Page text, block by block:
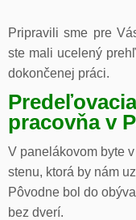
Pripravili sme pre
ste mali ucelený
dokončenej práci.
pracovňa v
V panelákovom byte
stenu, ktorá by nám
Pôvodne bol do
bez dverí.